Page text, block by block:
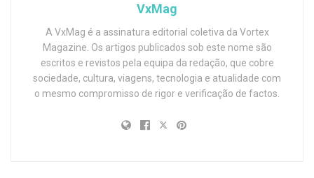
VxMag
A VxMag é a assinatura editorial coletiva da Vortex
Magazine. Os artigos publicados sob este nome são
escritos e revistos pela equipa da redação, que cobre
sociedade, cultura, viagens, tecnologia e atualidade com
o mesmo compromisso de rigor e verificação de factos.